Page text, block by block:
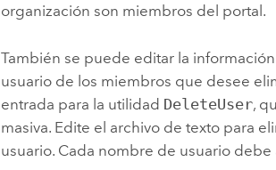
organización son miembros del portal.
También se puede editar la
usuario de los miembros que desee
entrada para la utilidad DeleteUser,
masiva. Edite el archivo de texto para
usuario. Cada nombre de usuario